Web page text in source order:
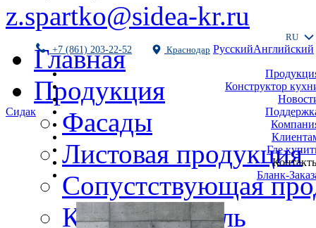
z.spartko@sidea-kr.ru
Сидак
+7 (861) 203-22-52 Краснодар
RU
РусскийАнглийский
Конструктор
Где
Бланк-
Главная
Продукция
Фасады
Листовая продукция
Сопустствующая
Кухни и мебель